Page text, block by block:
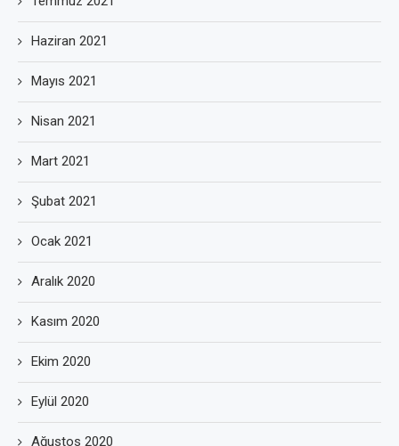
Haziran 2021
Mayıs 2021
Nisan 2021
Mart 2021
Şubat 2021
Ocak 2021
Aralık 2020
Kasım 2020
Ekim 2020
Eylül 2020
Ağustos 2020